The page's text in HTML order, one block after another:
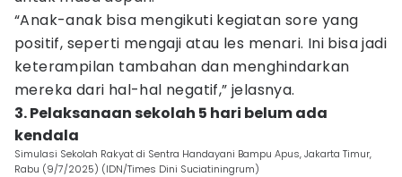
“Anak-anak bisa mengikuti kegiatan sore yang
positif, seperti mengaji atau les menari. Ini bisa jadi
keterampilan tambahan dan menghindarkan
mereka dari hal-hal negatif,” jelasnya.
3. Pelaksanaan sekolah 5 hari belum ada
kendala
Simulasi Sekolah Rakyat di Sentra Handayani Bampu Apus, Jakarta Timur,
Rabu (9/7/2025) (IDN/Times Dini Suciatiningrum)